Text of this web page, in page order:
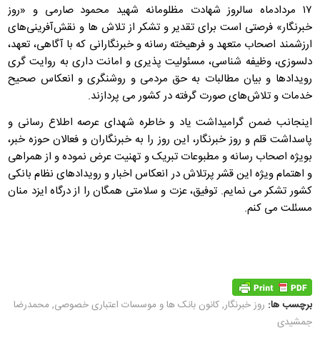
۱۷ مردادماه سالروز شهادت مظلومانه شهید محمود صارمی و «روز
خبرنگار» فرصتی است برای تقدیر و تشکر از تلاش ها و نقش‌آفرینی‌های
ارزشمند اصحاب متعهد و فرهیخته رسانه و خبرنگارانی که با آگاهی، تعهد،
دلسوزی، وظیفه شناسی، مسئولیت پذیری و امانت داری به روایت گری
رویدادها و بیان مطالبات به حق مردمی و روشنگری و انعکاس صحیح
خدمات و تلاش‌های صورت گرفته در کشور می پردازند.
اینجانب ضمن گرامیداشت یاد و خاطره شهدای عرصه اطلاع رسانی و
پاسداشت قلم و روز خبرنگار، این روز را به خبرنگاران و فعالان حوزه خبر،
بویژه اصحاب رسانه و مطبوعات تبریک و تهنیت عرض نموده و از همراهی
و اهتمام ویژه این قشر پرتلاش در انعکاس اخبار و رویدادهای نظام بانکی
کشور تشکر می نمایم. توفیق، عزت و سلامتی همگان را از درگاه ایزد منان
مسئلت می کنم.
برچسب ها: روز خبرنگار,کانون بانک ها و موسسات اعتباری خصوصی, محمدرضا
جمشیدی